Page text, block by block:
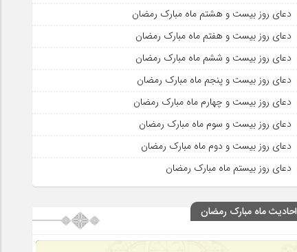
دعای روز بیست و هشتم ماه مبارک رمضان
دعای روز بیست و هفتم ماه مبارک رمضان
دعای روز بیست و ششم ماه مبارک رمضان
دعای روز بیست و پنجم ماه مبارک رمضان
دعای روز بیست و چهارم ماه مبارک رمضان
دعای روز بیست و سوم ماه مبارک رمضان
دعای روز بیست و دوم ماه مبارک رمضان
دعای روز بیستم ماه مبارک رمضان
احادیث ماه مبارک رمضان